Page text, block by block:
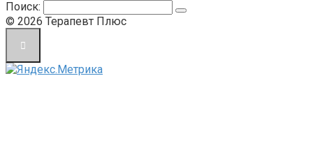
Поиск:
© 2026 Терапевт Плюс